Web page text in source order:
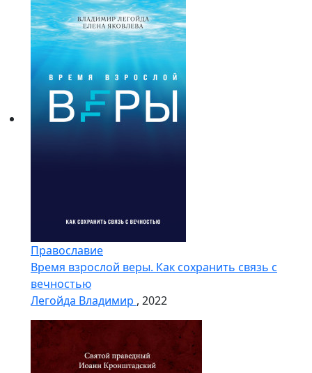
Православие
Время взрослой веры. Как сохранить связь с
вечностью
Легойда Владимир , 2022